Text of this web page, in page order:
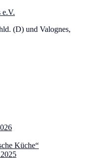
e.V.
(D) und Valognes,
Küche“